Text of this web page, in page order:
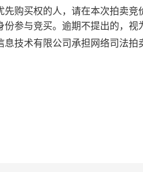
先购买权的人，请在本次拍卖竞
份参与竞买。逾期不提出的，
息技术有限公司承担网络司法拍